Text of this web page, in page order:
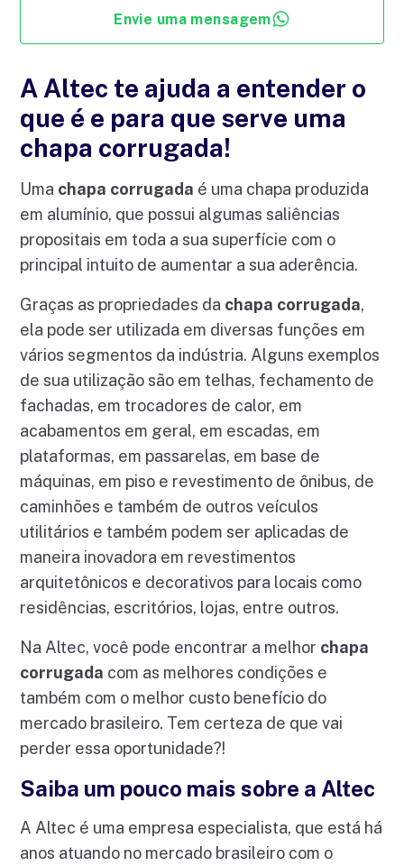
Envie uma mensagem
A Altec te ajuda a entender o
que é e para que serve uma
chapa corrugada!
Uma chapa corrugada é uma chapa produzida
em alumínio, que possui algumas saliências
propositais em toda a sua superfície com o
principal intuito de aumentar a sua aderência.
Graças as propriedades da chapa corrugada,
ela pode ser utilizada em diversas funções em
vários segmentos da indústria. Alguns exemplos
de sua utilização são em telhas, fechamento de
fachadas, em trocadores de calor, em
acabamentos em geral, em escadas, em
plataformas, em passarelas, em base de
máquinas, em piso e revestimento de ônibus, de
caminhões e também de outros veículos
utilitários e também podem ser aplicadas de
maneira inovadora em revestimentos
arquitetônicos e decorativos para locais como
residências, escritórios, lojas, entre outros.
Na Altec, você pode encontrar a melhor chapa
corrugada com as melhores condições e
também com o melhor custo benefício do
mercado brasileiro. Tem certeza de que vai
perder essa oportunidade?!
Saiba um pouco mais sobre a Altec
A Altec é uma empresa especialista, que está há
anos atuando no mercado brasileiro com o